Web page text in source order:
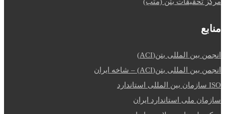
منابع
انجمن بین المللی بتن(ACI)
انجمن بین المللی بتن(ACI) – شاخه ایران
ISO سازمان بین المللی استاندارد
سازمان ملی استاندارد ایران